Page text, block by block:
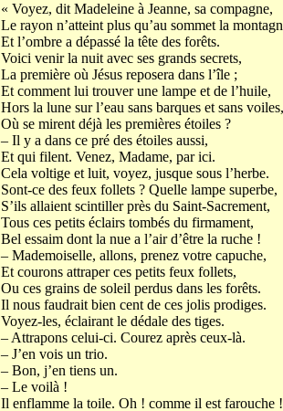
« Voyez, dit Madeleine à Jeanne, sa compagne,
Le rayon n’atteint plus qu’au sommet la
Et l’ombre a dépassé la tête des forêts.
Voici venir la nuit avec ses grands secrets,
La première où Jésus reposera dans l’île ;
Et comment lui trouver une lampe et de l’huile,
Hors la lune sur l’eau sans barques et sans voiles,
Où se mirent déjà les premières étoiles ?
– Il y a dans ce pré des étoiles aussi,
Et qui filent. Venez, Madame, par ici.
Cela voltige et luit, voyez, jusque sous l’herbe.
Sont-ce des feux follets ? Quelle lampe superbe,
S’ils allaient scintiller près du Saint-Sacrement,
Tous ces petits éclairs tombés du firmament,
Bel essaim dont la nue a l’air d’être la ruche !
– Mademoiselle, allons, prenez votre capuche,
Et courons attraper ces petits feux follets,
Ou ces grains de soleil perdus dans les forêts.
Il nous faudrait bien cent de ces jolis prodiges.
Voyez-les, éclairant le dédale des tiges.
– Attrapons celui-ci. Courez après ceux-là.
– J’en vois un trio.
– Bon, j’en tiens un.
– Le voilà !
Il enflamme la toile. Oh ! comme il est farouche !